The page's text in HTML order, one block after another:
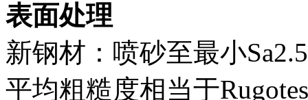
表面处理
新钢材：喷砂至最小
平均粗糙度相当于